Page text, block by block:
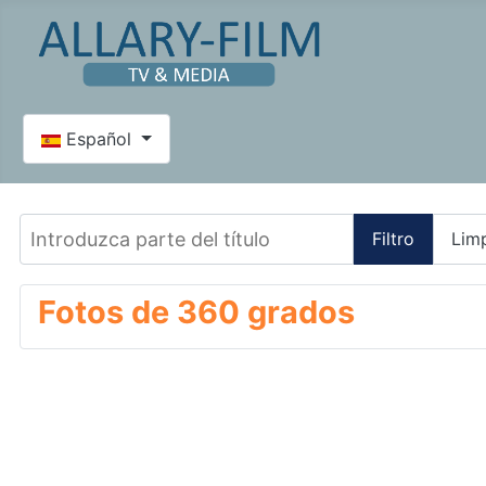
Seleccione su idioma
Español
Introduzca parte del título
Filtro
Fotos de 360 ​​grados